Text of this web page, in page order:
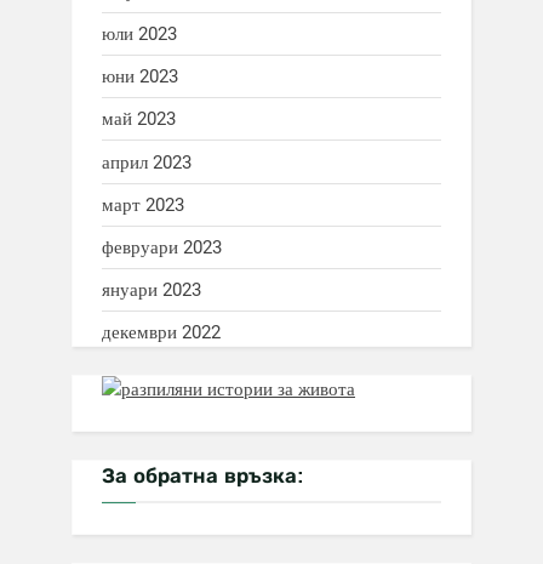
юли 2023
юни 2023
май 2023
април 2023
март 2023
февруари 2023
януари 2023
декември 2022
За обратна връзка: